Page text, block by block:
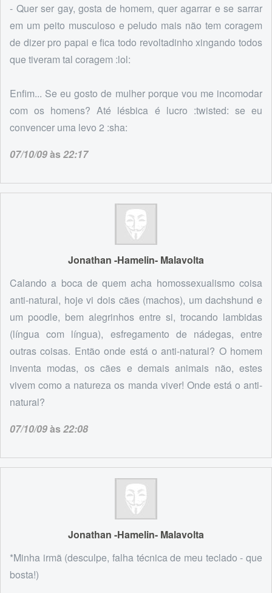
- Quer ser gay, gosta de homem, quer agarrar e se sarrar
em um peito musculoso e peludo mais não tem coragem
de dizer pro papai e fica todo revoltadinho xingando todos
que tiveram tal coragem :lol:
Enfim... Se eu gosto de mulher porque vou me incomodar
com os homens? Até lésbica é lucro :twisted: se eu
convencer uma levo 2 :sha:
07/10/09às22:17
Jonathan -Hamelin- Malavolta
Calando a boca de quem acha homossexualismo coisa
anti-natural, hoje vi dois cães (machos), um dachshund e
um poodle, bem alegrinhos entre si, trocando lambidas
(língua com língua), esfregamento de nádegas, entre
outras coisas. Então onde está o anti-natural? O homem
inventa modas, os cães e demais animais não, estes
vivem como a natureza os manda viver! Onde está o anti-
natural?
07/10/09às22:08
Jonathan -Hamelin- Malavolta
*Minha irmã (desculpe, falha técnica de meu teclado - que
bosta!)